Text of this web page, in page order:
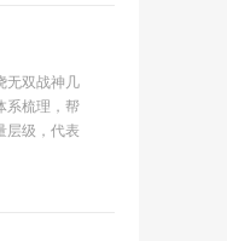
无双战神几
系梳理，帮
层级，代表